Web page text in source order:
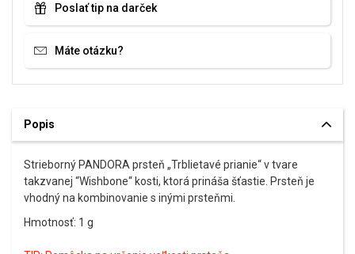
Poslať tip na darček
Máte otázku?
Popis
Strieborný PANDORA prsteň „Trblietavé prianie“ v tvare
takzvanej “Wishbone“ kosti, ktorá prináša šťastie. Prsteň je
vhodný na kombinovanie s inými prsteňmi.
Hmotnosť: 1 g